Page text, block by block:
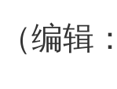
（编